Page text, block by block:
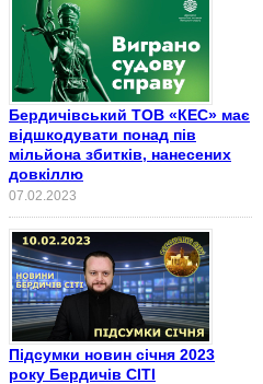
Бердичівський ТОВ «КЕС» має
відшкодувати понад пів
мільйона збитків, нанесених
довкіллю
07.02.2023
Підсумки новин січня 2023
року Бердичів СІТІ